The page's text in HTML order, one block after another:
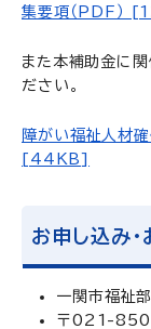
集要項（PDF）
また本補助金に
ださい。
障がい福祉人材
[44KB]
お申し込み
一関市福祉
〒021-